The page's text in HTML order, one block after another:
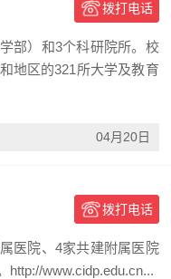
拨打电话
部）和3个科研院所。校
地区的321所大学及教育
04月20日
拨打电话
医院、4家共建附属医院
http://www.cidp.edu.cn...